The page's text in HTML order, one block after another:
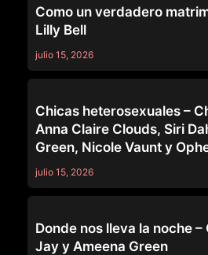
Como un verdadero
Lilly Bell
julio 15, 2026
Chicas heterosexuales –
Anna Claire Clouds, Siri
Green, Nicole Vaunt y
julio 15, 2026
Donde nos lleva la noche –
Jay y Ameena Green